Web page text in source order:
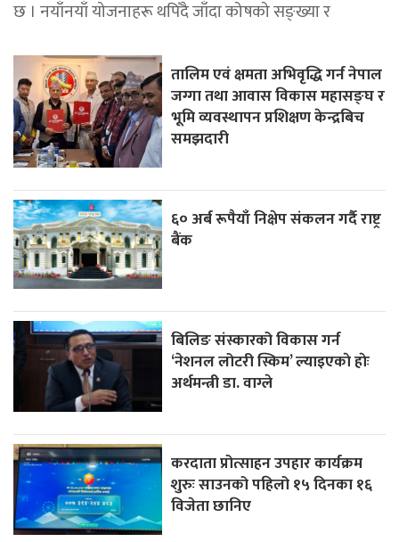
छ । नयाँनयाँ योजनाहरू थपिँदै जाँदा कोषको सङ्ख्या र
तालिम एवं क्षमता अभिवृद्धि गर्न नेपाल
जग्गा तथा आवास विकास महासङ्घ र
भूमि व्यवस्थापन प्रशिक्षण केन्द्रबिच
समझदारी
६० अर्ब रूपैयाँ निक्षेप संकलन गर्दै राष्ट्र
बैंक
बिलिङ संस्कारको विकास गर्न
‘नेशनल लोटरी स्किम’ ल्याइएकाे हाेः
अर्थमन्त्री डा. वाग्ले
करदाता प्रोत्साहन उपहार कार्यक्रम
शुरुः साउनको पहिलो १५ दिनका १६
विजेता छानिए